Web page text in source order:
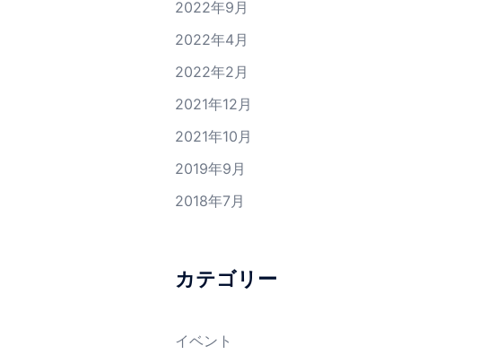
2022年9月
2022年4月
2022年2月
2021年12月
2021年10月
2019年9月
2018年7月
カテゴリー
イベント